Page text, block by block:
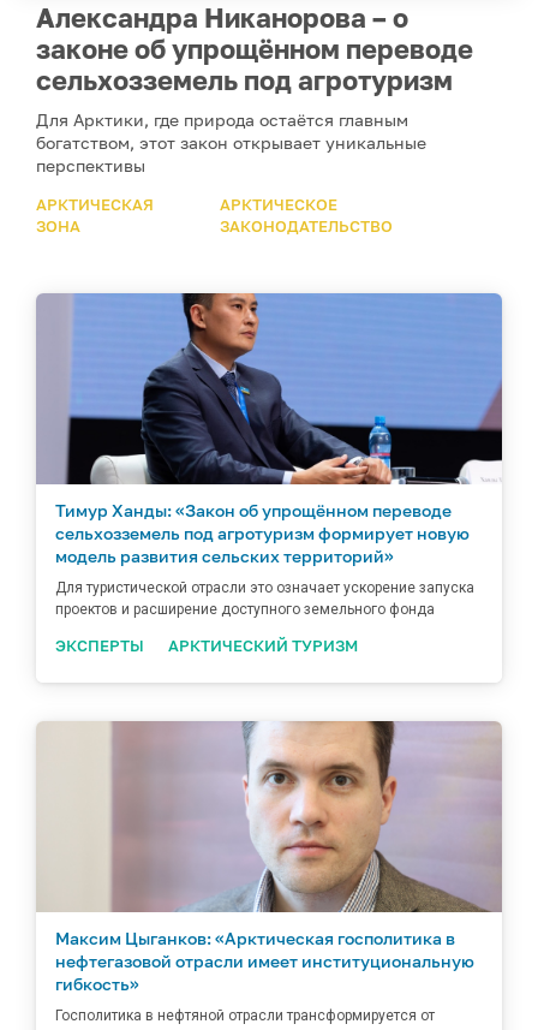
Александра Никанорова – о
законе об упрощённом переводе
сельхозземель под агротуризм
Для Арктики, где природа остаётся главным
богатством, этот закон открывает уникальные
перспективы
АРКТИЧЕСКАЯ
ЗОНА
АРКТИЧЕСКОЕ
ЗАКОНОДАТЕЛЬСТВО
Тимур Ханды: «Закон об упрощённом переводе
сельхозземель под агротуризм формирует новую
модель развития сельских территорий»
Для туристической отрасли это означает ускорение запуска
проектов и расширение доступного земельного фонда
ЭКСПЕРТЫ АРКТИЧЕСКИЙ ТУРИЗМ
Максим Цыганков: «Арктическая госполитика в
нефтегазовой отрасли имеет институциональную
гибкость»
Госполитика в нефтяной отрасли трансформируется от